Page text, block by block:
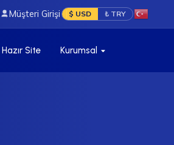
Müşteri Girişi $ USD ₺ TRY
Hazır Site Kurumsal